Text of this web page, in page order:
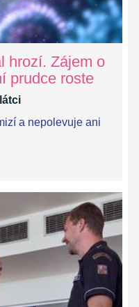
hrozí. Zájem o
prudce roste
a nepolevuje ani